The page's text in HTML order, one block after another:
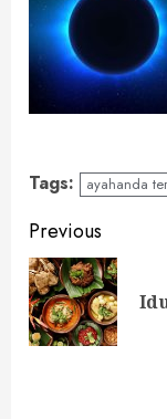
Tags: ayahanda
Continue
Reading
Previous